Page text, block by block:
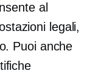
al
legali,
Puoi anche